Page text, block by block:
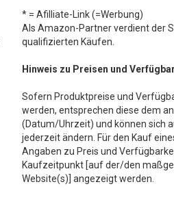
* = Afilliate-Link (=Werbung)
Als Amazon-Partner verdient der
qualifizierten Käufen.
Hinweis zu Preisen und
Sofern Produktpreise und
werden, entsprechen diese dem
(Datum/Uhrzeit) und können sich
jederzeit ändern. Für den Kauf
Angaben zu Preis und
Kaufzeitpunkt [auf der/den
Website(s)] angezeigt werden.